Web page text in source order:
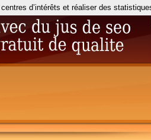
d’intérêts et réaliser des